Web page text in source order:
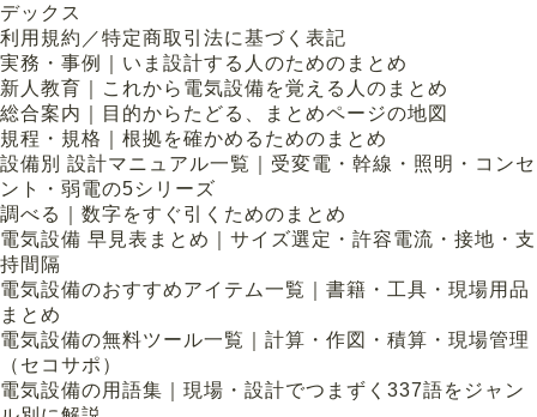
デックス
利用規約／特定商取引法に基づく表記
実務・事例｜いま設計する人のためのまとめ
新人教育｜これから電気設備を覚える人のまとめ
総合案内｜目的からたどる、まとめページの地図
規程・規格｜根拠を確かめるためのまとめ
設備別 設計マニュアル一覧｜受変電・幹線・照明・コンセ
ント・弱電の5シリーズ
調べる｜数字をすぐ引くためのまとめ
電気設備 早見表まとめ｜サイズ選定・許容電流・接地・支
持間隔
電気設備のおすすめアイテム一覧｜書籍・工具・現場用品
まとめ
電気設備の無料ツール一覧｜計算・作図・積算・現場管理
（セコサポ）
電気設備の用語集｜現場・設計でつまずく337語をジャン